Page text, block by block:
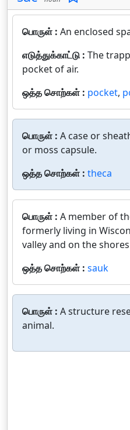
பொருள் : An enclosed
எடுத்துக்காட்டு : The
pocket of air.
ஒத்த சொற்கள் : pocket,
பொருள் : A case or
or moss capsule.
ஒத்த சொற்கள் : theca
பொருள் : A member of
formerly living in
valley and on the
ஒத்த சொற்கள் : sauk
பொருள் : A structure
animal.